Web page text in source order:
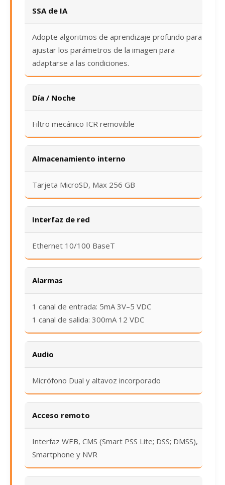
SSA de IA
Adopte algoritmos de aprendizaje profundo para
ajustar los parámetros de la imagen para
adaptarse a las condiciones.
Día / Noche
Filtro mecánico ICR removible
Almacenamiento interno
Tarjeta MicroSD, Max 256 GB
Interfaz de red
Ethernet 10/100 BaseT
Alarmas
1 canal de entrada: 5mA 3V–5 VDC
1 canal de salida: 300mA 12 VDC
Audio
Micrófono Dual y altavoz incorporado
Acceso remoto
Interfaz WEB, CMS (Smart PSS Lite; DSS; DMSS),
Smartphone y NVR